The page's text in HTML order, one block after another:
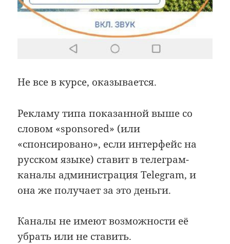
Не все в курсе, оказывается.
Рекламу типа показанной выше со
словом «sponsored» (или
«спонсировано», если интерфейс на
русском языке) ставит в телеграм-
каналы администрация Telegram, и
она же получает за это деньги.
Каналы не имеют возможности её
убрать или не ставить.